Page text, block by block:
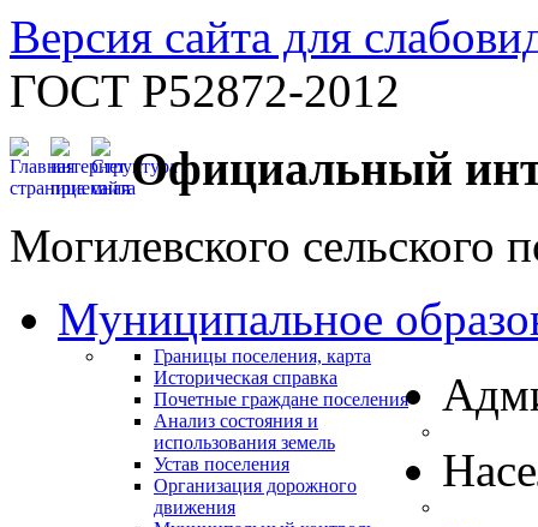
Версия сайта для
ГОСТ Р52872-2012
Официальный
Могилевского сельского
Муниципальное
Границы поселения, карта
Историческая справка
Почетные граждане поселения
Анализ состояния и
использования земель
Устав поселения
Организация дорожного
движения